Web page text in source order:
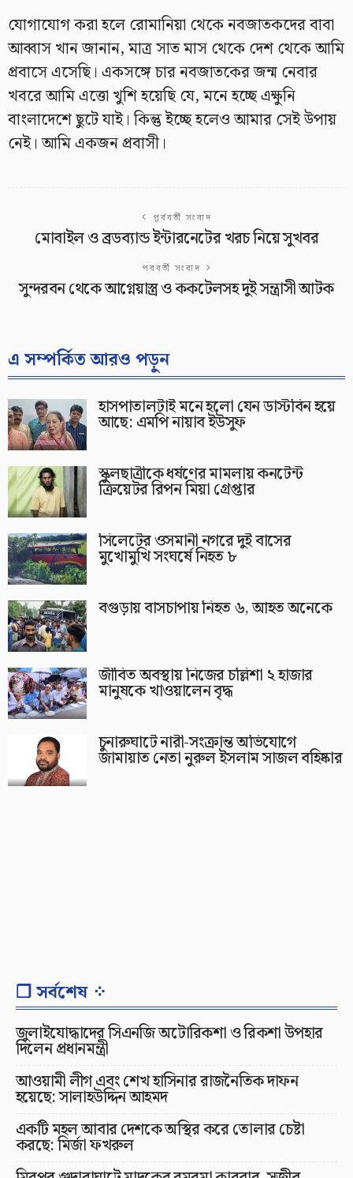
যোগাযোগ করা হলে রোমানিয়া থেকে নবজাতকদের বাবা
আব্বাস খান জানান, মাত্র সাত মাস থেকে দেশ থেকে আমি
প্রবাসে এসেছি। একসঙ্গে চার নবজাতকের জন্ম নেবার
খবরে আমি এত্তো খুশি হয়েছি যে, মনে হচ্ছে এক্ষুনি
বাংলাদেশে ছুটে যাই। কিন্তু ইচ্ছে হলেও আমার সেই উপায়
নেই। আমি একজন প্রবাসী।
পূর্ববর্তী সংবাদ
মোবাইল ও ব্রডব্যান্ড ইন্টারনেটের খরচ নিয়ে সুখবর
পরবর্তী সংবাদ
সুন্দরবন থেকে আগ্নেয়াস্ত্র ও ককটেলসহ দুই সন্ত্রাসী আটক
এ সম্পর্কিত আরও পড়ুন
হাসপাতালটাই মনে হলো যেন ডাস্টবিন হয়ে
আছে: এমপি নায়াব ইউসুফ
স্কুলছাত্রীকে ধর্ষণের মামলায় কনটেন্ট
ক্রিয়েটর রিপন মিয়া গ্রেপ্তার
সিলেটের ওসমানী নগরে দুই বাসের
মুখোমুখি সংঘর্ষে নিহত ৮
বগুড়ায় বাসচাপায় নিহত ৬, আহত অনেকে
জীবিত অবস্থায় নিজের চল্লিশা ২ হাজার
মানুষকে খাওয়ালেন বৃদ্ধ
চুনারুঘাটে নারী-সংক্রান্ত অভিযোগে
জামায়াত নেতা নুরুল ইসলাম সাজল বহিষ্কার
❐ সর্বশেষ ⁘
জুলাইযোদ্ধাদের সিএনজি অটোরিকশা ও রিকশা উপহার
দিলেন প্রধানমন্ত্রী
আওয়ামী লীগ এবং শেখ হাসিনার রাজনৈতিক দাফন
হয়েছে: সালাহউদ্দিন আহমদ
একটি মহল আবার দেশকে অস্থির করে তোলার চেষ্টা
করছে: মির্জা ফখরুল